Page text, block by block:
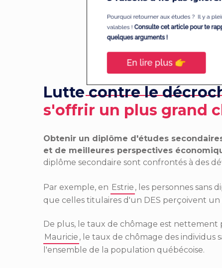
Lutte contre le
s'offrir un plus grand
Obtenir un diplôme d'études
et de meilleures perspectives
diplôme secondaire sont confrontés à des
Par exemple, en Estrie , les personnes sans
que celles titulaires d'un DES perçoivent un
De plus, le taux de chômage est nettement
Mauricie , le taux de chômage des individus
l'ensemble de la population québécoise.